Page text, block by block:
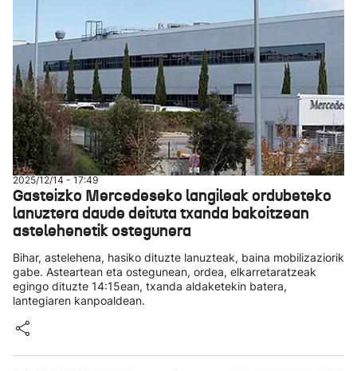
2025/12/14 - 17:49
Gasteizko Mercedeseko langileak ordubeteko
lanuztera daude deituta txanda bakoitzean
astelehenetik ostegunera
Bihar, astelehena, hasiko dituzte lanuzteak, baina mobilizaziorik
gabe. Asteartean eta ostegunean, ordea, elkarretaratzeak
egingo dituzte 14:15ean, txanda aldaketekin batera,
lantegiaren kanpoaldean.